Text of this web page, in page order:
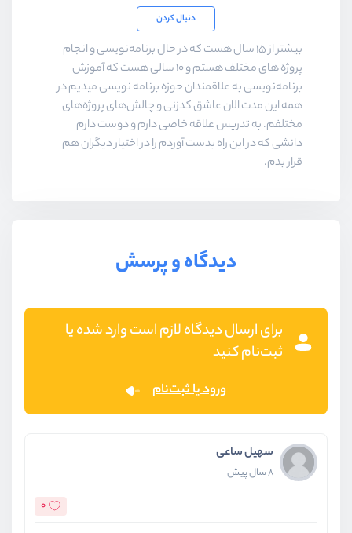
دنبال کردن
بیشتر از ۱۵ سال هست که در حال برنامه‌نویسی و انجام
پروژه های مختلف هستم و ۱۰ سالی هست که آموزش
برنامه‌نویسی به علاقمندان حوزه برنامه نویسی میدیم در
همه این مدت الان عاشق کدزنی و چالش‌های پروژه‌های
مختلفم. به تدریس علاقه خاصی دارم و دوست دارم
دانشی که در این راه بدست آوردم را در اختیار دیگران هم
قرار بدم.
دیدگاه و پرسش
برای ارسال دیدگاه لازم است وارد شده یا
ثبت‌نام کنید
ورود یا ثبت‌نام
سهیل ساعی
8 سال پیش
0